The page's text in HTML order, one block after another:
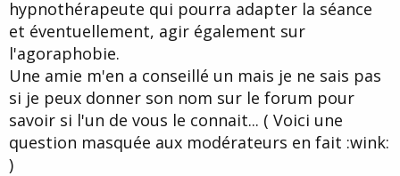
hypnothérapeute qui pourra adapter la séance
et éventuellement, agir également sur
l'agoraphobie.
Une amie m'en a conseillé un mais je ne sais pas
si je peux donner son nom sur le forum pour
savoir si l'un de vous le connait... ( Voici une
question masquée aux modérateurs en fait :wink:
)